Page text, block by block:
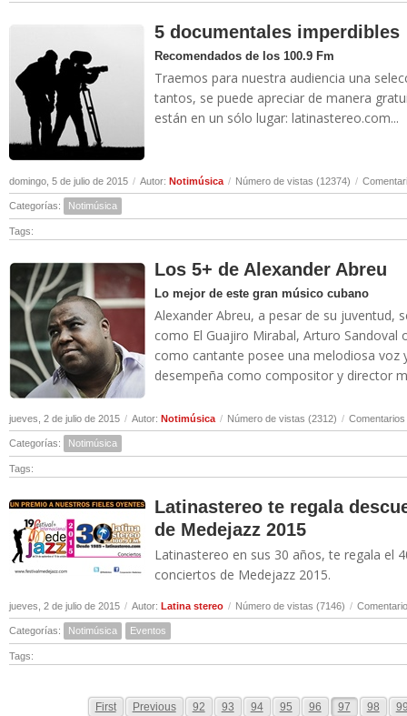
5 documentales imperdibles
Recomendados de los 100.9 Fm
Traemos para nuestra audiencia una
tantos, se puede apreciar de manera
están en un sólo lugar: latinastereo.com...
domingo, 5 de julio de 2015 / Autor: Notimúsica / Número de vistas (12374) /
Categorías: Notimúsica
Tags:
Los 5+ de Alexander Abreu
Lo mejor de este gran músico cubano
Alexander Abreu, a pesar de su juventud,
como El Guajiro Mirabal, Arturo Sandoval
como cantante posee una melodiosa
desempeña como compositor y director
jueves, 2 de julio de 2015 / Autor: Notimúsica / Número de vistas (2312) /
Categorías: Notimúsica
Tags:
Latinastereo te regala
de Medejazz 2015
Latinastereo en sus 30 años, te regala el
conciertos de Medejazz 2015.
jueves, 2 de julio de 2015 / Autor: Latina stereo / Número de vistas (7146) /
Categorías: Notimúsica Eventos
Tags:
First Previous 92 93 94 95 96 97 98